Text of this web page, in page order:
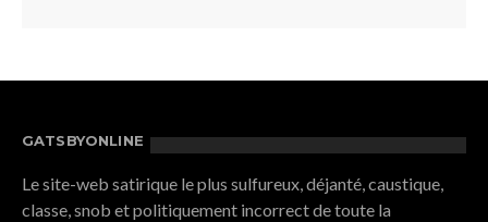
GATSBYONLINE
Le site-web satirique le plus sulfureux, déjanté, caustique,
classe, snob et politiquement incorrect de toute la